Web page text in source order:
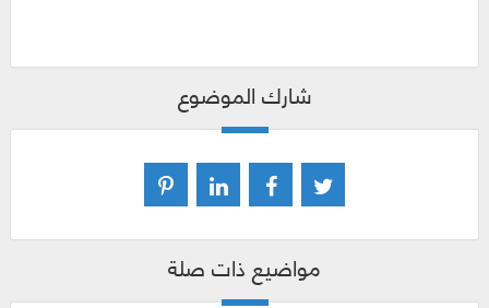
شارك الموضوع
مواضيع ذات صلة